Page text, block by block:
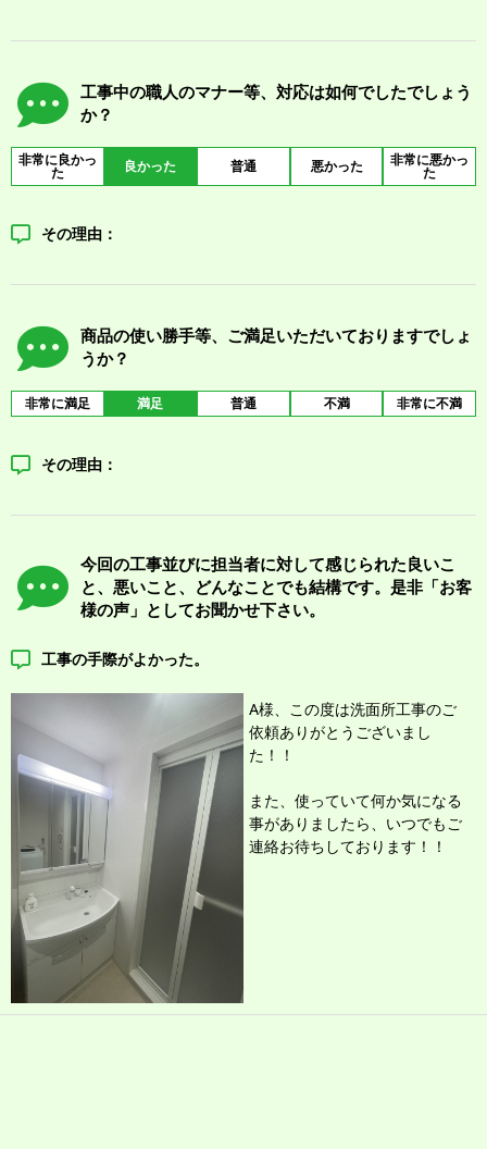
工事中の職人のマナー等、対応は如何でしたでしょう
か？
非常に良かっ
た
良かった 普通 悪かった
非常に悪かっ
た
その理由：
商品の使い勝手等、ご満足いただいておりますでしょ
うか？
非常に満足 満足 普通 不満 非常に不満
その理由：
今回の工事並びに担当者に対して感じられた良いこ
と、悪いこと、どんなことでも結構です。是非「お客
様の声」としてお聞かせ下さい。
工事の手際がよかった。
A様、この度は洗面所工事のご
依頼ありがとうございまし
た！！
また、使っていて何か気になる
事がありましたら、いつでもご
連絡お待ちしております！！